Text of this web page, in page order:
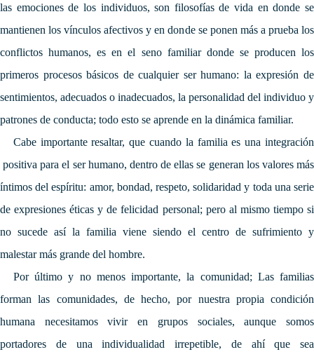
las emociones de los individuos, son filosofías de vida en donde se
mantienen los vínculos afectivos y en donde se ponen más a prueba los
conflictos humanos, es en el seno familiar donde se producen los
primeros procesos básicos de cualquier ser humano: la expresión de
sentimientos, adecuados o inadecuados, la personalidad del individuo y
patrones de conducta; todo esto se aprende en la dinámica familiar.
Cabe importante resaltar, que cuando la familia es una integración
positiva para el ser humano, dentro de ellas se generan los valores más
íntimos del espíritu: amor, bondad, respeto, solidaridad y toda una serie
de expresiones éticas y de felicidad personal; pero al mismo tiempo si
no sucede así la familia viene siendo el centro de sufrimiento y
malestar más grande del hombre.
Por último y no menos importante, la comunidad; Las familias
forman las comunidades, de hecho, por nuestra propia condición
humana necesitamos vivir en grupos sociales, aunque somos
portadores de una individualidad irrepetible, de ahí que sea